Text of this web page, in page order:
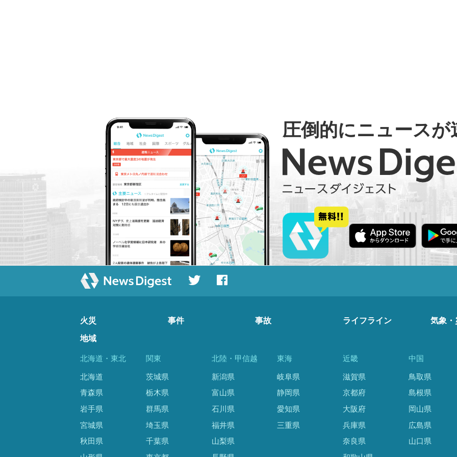
圧倒的にニュースが
火災 事件 事故 ライフライン 気象・
地域
北海道・東北
北海道
青森県
岩手県
宮城県
秋田県
関東
茨城県
栃木県
群馬県
埼玉県
千葉県
北陸・甲信越
新潟県
富山県
石川県
福井県
山梨県
東海
岐阜県
静岡県
愛知県
三重県
近畿
滋賀県
京都府
大阪府
兵庫県
奈良県
中国
鳥取県
島根県
岡山県
広島県
山口県